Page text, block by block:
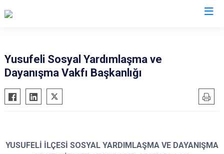
Ardanuç
Arhavi
Murgul
Yusufeli Sosyal Yardımlaşma ve
Dayanışma Vakfı Başkanlığı
YUSUFELİ İLÇESİ SOSYAL YARDIMLAŞMA VE DAYANIŞMA